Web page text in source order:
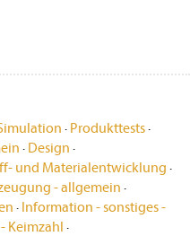
· Produkttests·
· Design ·
und Materialentwicklung ·
- allgemein ·
· Information - sonstiges -
- Keimzahl ·